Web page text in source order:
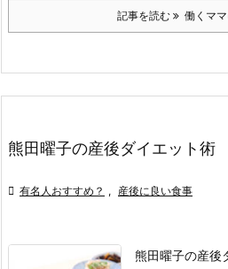
記事を読む 働くマ
熊田曜子の産後ダイエット術
 有名人おすすめ？ , 産後に良い食事
熊田曜子の産後